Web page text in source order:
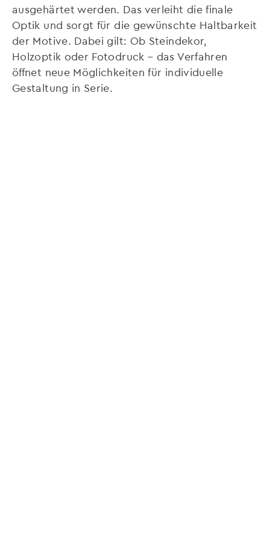
ausgehärtet werden. Das verleiht die finale
Optik und sorgt für die gewünschte Haltbarkeit
der Motive. Dabei gilt: Ob Steindekor,
Holzoptik oder Fotodruck – das Verfahren
öffnet neue Möglichkeiten für individuelle
Gestaltung in Serie.